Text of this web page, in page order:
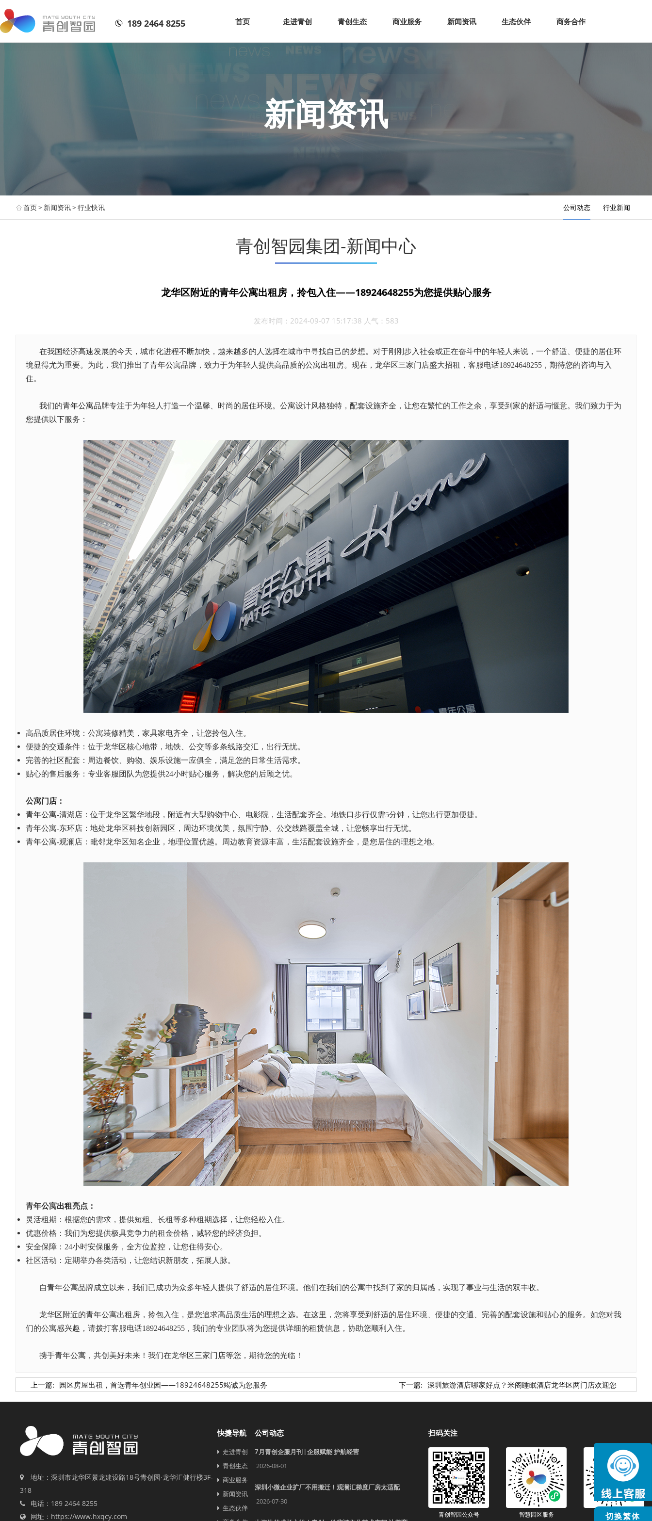
网站首页 走进青创 青创生态 商业服务 新闻资讯 生态伙伴
189 2464 8255 首页 走进青创 青创生态 商业服务 新闻资讯 生态伙伴 商务合作
新闻资讯
首页> 新闻资讯>行业快讯 公司动态 行业新闻
青创智园集团-新闻中心
龙华区附近的青年公寓出租房，拎包入住——18924648255为您提供贴心服务
发布时间：2024-09-07 15:17:38 人气：583
在我国经济高速发展的今天，城市化进程不断加快，越来越多的人选择在城市中寻找自己的梦想。对于刚刚步入社会或正在奋斗中的年轻人来说，一个舒适、便捷的居住环
境显得尤为重要。为此，我们推出了青年公寓品牌，致力于为年轻人提供高品质的公寓出租 房。现在，龙华区三家门店盛大招租，客服电话18924648255，期待您的咨询与入
住。
我们的青年公寓品牌专注于为年轻人打造一个温馨、时尚的居住环境。公寓设计风格独特，配套设施齐全，让您在繁忙的工作之余，享受到家的舒适与惬意。我们致力于为
您提供以下服务：
高品质居住环境：公寓装修精美，家具家电齐全，让您拎包入住。
便捷的交通条件：位于龙华区核心地带，地铁、公交等多条线路交汇，出行无忧。
完善的社区配套：周边餐饮、购物、娱乐设施一应俱全，满足您的日常生活需求。
贴心的售后服务：专业客服团队为您提供24小时贴心服务，解决您的后顾之忧。
公寓门店 ：
青年公寓-清湖 店：位于龙华区繁华地段，附近有大型购物中心、电影院，生活配套齐全。地铁口步行仅需5分钟，让您出行更加便捷。
青年公寓-东环店：地处龙华区科技创新园区，周边环境优美，氛围宁静。公交线路覆盖全城，让您畅享出行无忧。
青年公寓-观澜 店：毗邻龙华区知名企业，地理位置优越。周边教育资源丰富，生活配套设施齐全，是您居住的理想之地。
青年公寓出租亮点：
灵活租期：根据您的需求，提供短租、长租等多种租期选择，让您轻松入住。
优惠价格：我们为您提供极具竞争力的租金价格，减轻您的经济负担。
安全保障： 24小时安保服务，全方位监控，让您住得安心。
社区活动：定期举办各类活动，让您结识新朋友，拓展人脉。
自青年公寓品牌成立以来，我们已成功为众多年轻人提供了舒适的居住环境。他们在我们的公寓中找到了家的归属感，实现了事业与生活的双丰收。
龙华区附近的青年公寓出租 房，拎包入住，是您追求高品质生活的理想之选。在这里，您将享受到舒适的居住环境、便捷的交通、完善的配套设施和贴心的服务。如您对我
们的公寓感兴趣，请拨打客服电话18924648255，我们的专业团队将为您提供详细的租赁信息，协助您顺利入住。
携手青年公寓，共创美好未来！我们在龙华区三家门店等您，期待您的光临！
上一篇: 园区房屋出租，首选青年创业园——18924648255竭诚为您服务 下一篇: 深圳旅游酒店哪家好点？米阁睡眠酒店龙华区两门店欢迎您
切换繁体
地址：深圳市龙华区景龙建设路18号青创园·龙华汇健行楼3F-
318
电话：189 2464 8255
网址：https://www.hxqcy.com
快捷导航
走进青创
青创生态
商业服务
新闻资讯
生态伙伴
公司动态
7月青创企服月刊 | 企服赋能 护航经营
2026-08-01
深圳小微企业扩厂不用搬迁！观澜汇梯度厂房太适配
2026-07-30
扫码关注
青创智园公众号 智慧园区服务 智慧生活服务